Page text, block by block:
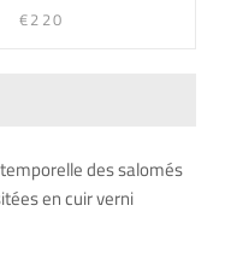
€220
des salomés
en cuir verni